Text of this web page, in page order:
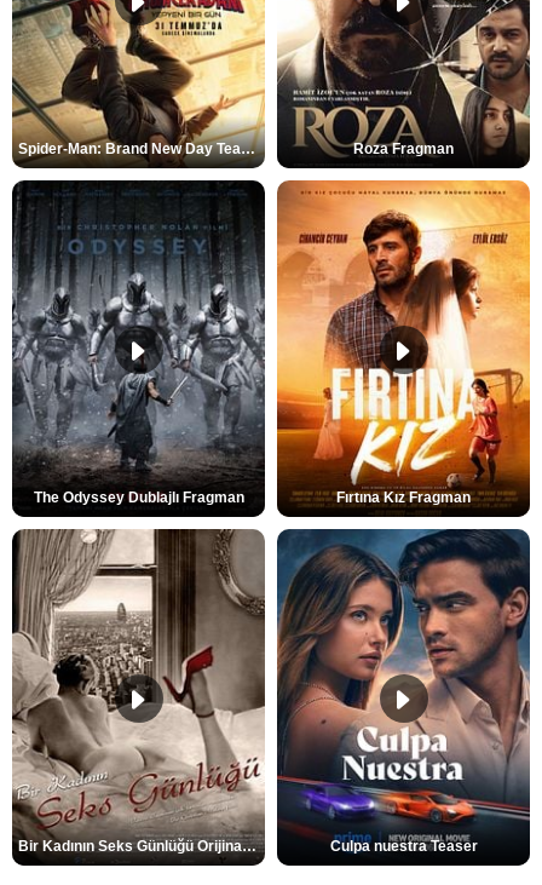
Spider-Man: Brand New Day Teaser Roza Fragman
The Odyssey Dublajlı Fragman Fırtına Kız Fragman
Bir Kadının Seks Günlüğü Orijinal Fragman Culpa nuestra Teaser